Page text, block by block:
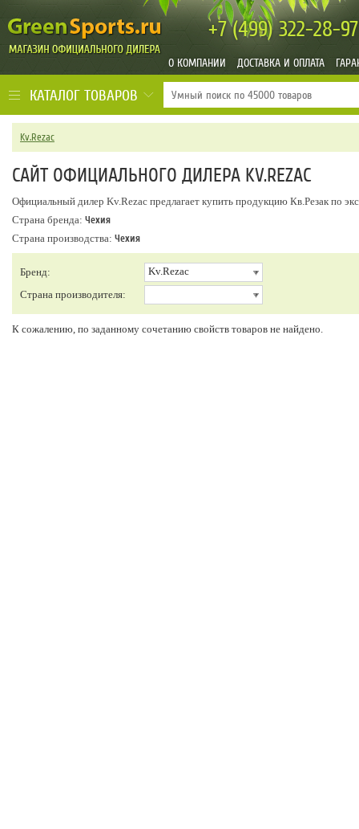
+7 (499)322-28-97
О КОМПАНИИ ДОСТАВКА И ОПЛАТА
КАТАЛОГ ТОВАРОВ
Kv.Rezac
САЙТ ОФИЦИАЛЬНОГО ДИЛЕРА KV.REZAC
Официальный дилер Kv.Rezac предлагает купить продукцию Кв.Резак по
Страна бренда: Чехия
Страна производства: Чехия
Бренд:
Kv.Rezac
Страна производителя:
К сожалению, по заданному сочетанию свойств товаров не найдено.